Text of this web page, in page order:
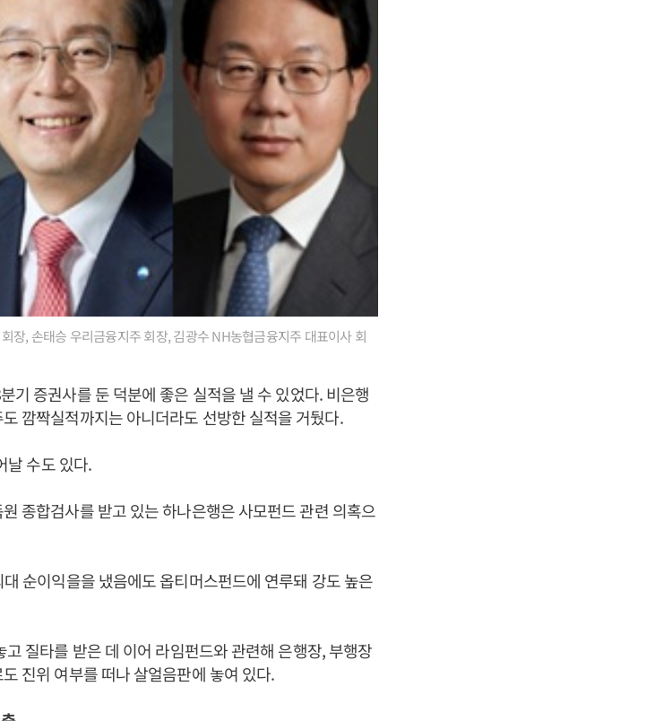
, 손태승 우리금융지주 회장, 김광수 NH농협금융지주 대표이사 회
기 증권사를 둔 덕분에 좋은 실적을 낼 수 있었다. 비은행
깜짝실적까지는 아니더라도 선방한 실적을 거뒀다.
날 수도 있다.
종합검사를 받고 있는 하나은행은 사모펀드 관련 의혹으
순이익을을 냈음에도 옵티머스펀드에 연루돼 강도 높은
질타를 받은 데 이어 라임펀드와 관련해 은행장, 부행장
진위 여부를 떠나 살얼음판에 놓여 있다.